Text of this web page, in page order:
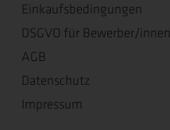
Einkaufsbedingungen
DSGVO für Bewerber/innen
AGB
Datenschutz
Impressum